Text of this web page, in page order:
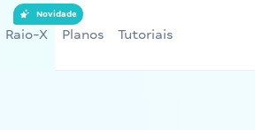
Raio-X
Novidade
Planos Tutoriais